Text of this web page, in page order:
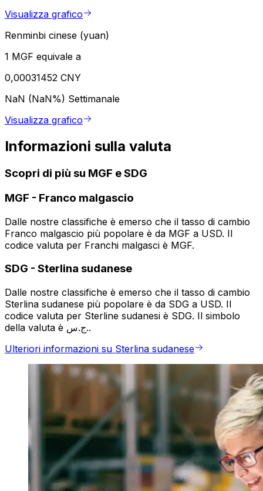
Visualizza grafico
Renminbi cinese (yuan)
1 MGF equivale a
0,00031452 CNY
NaN (NaN%) Settimanale
Visualizza grafico
Informazioni sulla valuta
Scopri di più su MGF e SDG
MGF - Franco malgascio
Dalle nostre classifiche è emerso che il tasso di cambio
Franco malgascio più popolare è da MGF a USD. Il
codice valuta per Franchi malgasci è MGF.
SDG - Sterlina sudanese
Dalle nostre classifiche è emerso che il tasso di cambio
Sterlina sudanese più popolare è da SDG a USD. Il
codice valuta per Sterline sudanesi è SDG. Il simbolo
della valuta è ج.س..
Ulteriori informazioni su Sterlina sudanese